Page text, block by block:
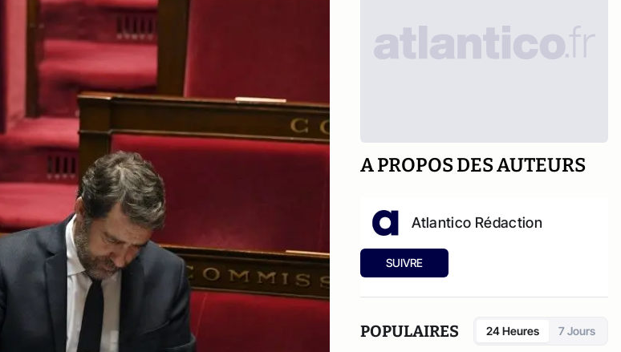
A PROPOS DES AUTEURS
Atlantico Rédaction
SUIVRE
POPULAIRES 24 Heures 7 Jours